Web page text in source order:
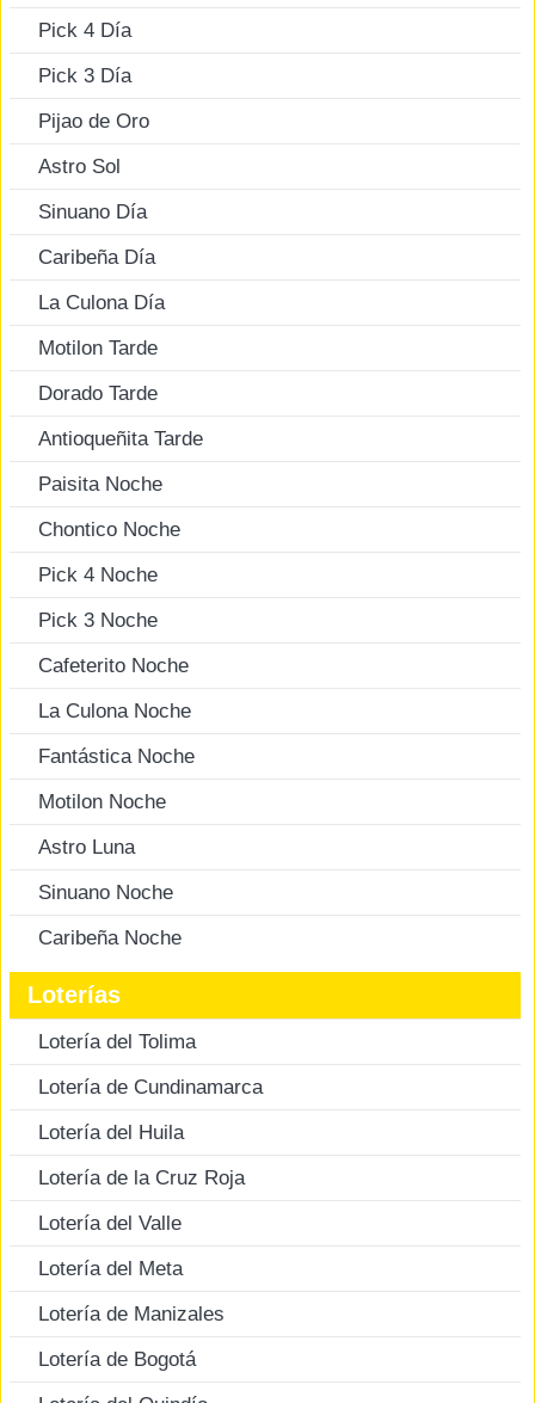
Pick 4 Día
Pick 3 Día
Pijao de Oro
Astro Sol
Sinuano Día
Caribeña Día
La Culona Día
Motilon Tarde
Dorado Tarde
Antioqueñita Tarde
Paisita Noche
Chontico Noche
Pick 4 Noche
Pick 3 Noche
Cafeterito Noche
La Culona Noche
Fantástica Noche
Motilon Noche
Astro Luna
Sinuano Noche
Caribeña Noche
Loterías
Lotería del Tolima
Lotería de Cundinamarca
Lotería del Huila
Lotería de la Cruz Roja
Lotería del Valle
Lotería del Meta
Lotería de Manizales
Lotería de Bogotá